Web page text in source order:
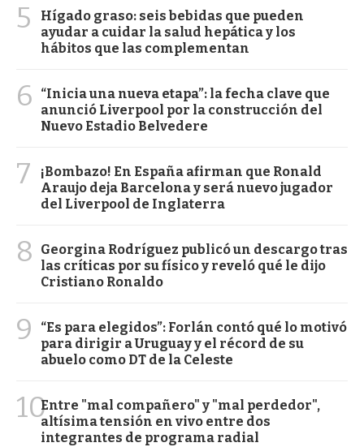
5
Hígado graso: seis bebidas que pueden
ayudar a cuidar la salud hepática y los
hábitos que las complementan
6
“Inicia una nueva etapa”: la fecha clave que
anunció Liverpool por la construcción del
Nuevo Estadio Belvedere
7
¡Bombazo! En España afirman que Ronald
Araujo deja Barcelona y será nuevo jugador
del Liverpool de Inglaterra
8
Georgina Rodríguez publicó un descargo tras
las críticas por su físico y reveló qué le dijo
Cristiano Ronaldo
9
“Es para elegidos”: Forlán contó qué lo motivó
para dirigir a Uruguay y el récord de su
abuelo como DT de la Celeste
10Entre "mal compañero" y "mal perdedor",
altísima tensión en vivo entre dos
integrantes de programa radial